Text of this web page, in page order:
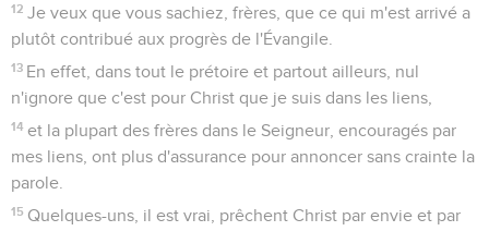
12 Je veux que vous sachiez, frères, que ce qui m'est arrivé a
plutôt contribué aux progrès de l'Évangile.
13 En effet, dans tout le prétoire et partout ailleurs, nul
n'ignore que c'est pour Christ que je suis dans les liens,
14 et la plupart des frères dans le Seigneur, encouragés par
mes liens, ont plus d'assurance pour annoncer sans crainte la
parole.
15 Quelques-uns, il est vrai, prêchent Christ par envie et par